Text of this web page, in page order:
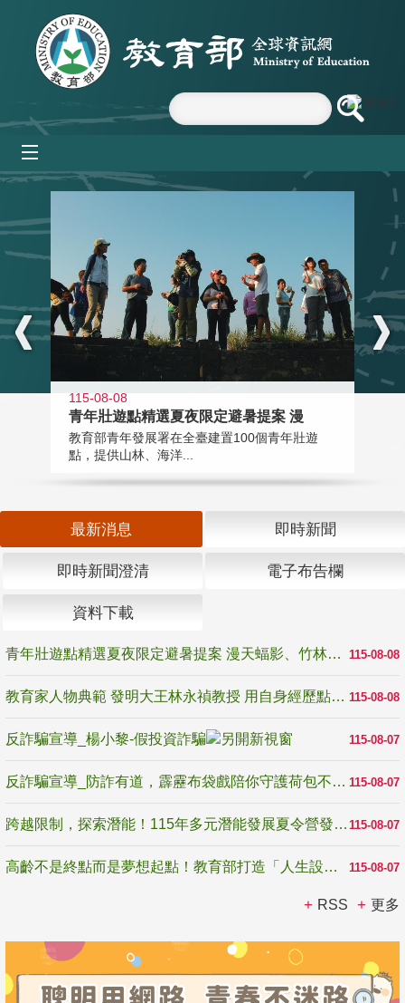
跳到主要內容區塊
:::
115-08-08
青年壯遊點精選夏夜限定避暑提案 漫
教育部青年發展署在全臺建置100個青年壯遊
點，提供山林、海洋...
最新消息 即時新聞
即時新聞澄清 電子布告欄
資料下載
115-08-08
青年壯遊點精選夏夜限定避暑提案 漫天蝠影、竹林尋蛙、茶香夜觀 邀青年暮色出發
115-08-08
教育家人物典範 發明大王林永禎教授 用自身經歷點亮學生的路
115-08-07
反詐騙宣導_楊小黎-假投資詐騙
115-08-07
反詐騙宣導_防詐有道，霹靂布袋戲陪你守護荷包不受騙
115-08-07
跨越限制，探索潛能！115年多元潛能發展夏令營發掘生命無限可能
115-08-07
高齡不是終點而是夢想起點！教育部打造「人生設計夢工場」 參展第3屆高齡健康產業博覽會
RSS 更多